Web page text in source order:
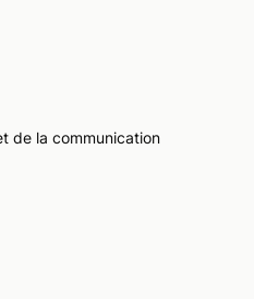
de la communication